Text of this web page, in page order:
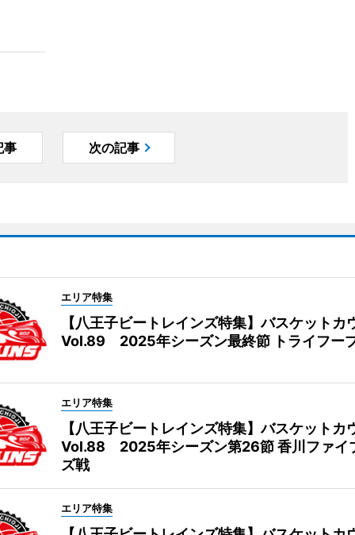
事 次の記事
エリア特集
【八王子ビートレインズ特集】バスケットカ
Vol.89 2025年シーズン最終節 トライフー
エリア特集
【八王子ビートレインズ特集】バスケットカ
Vol.88 2025年シーズン第26節 香川ファイ
ズ戦
エリア特集